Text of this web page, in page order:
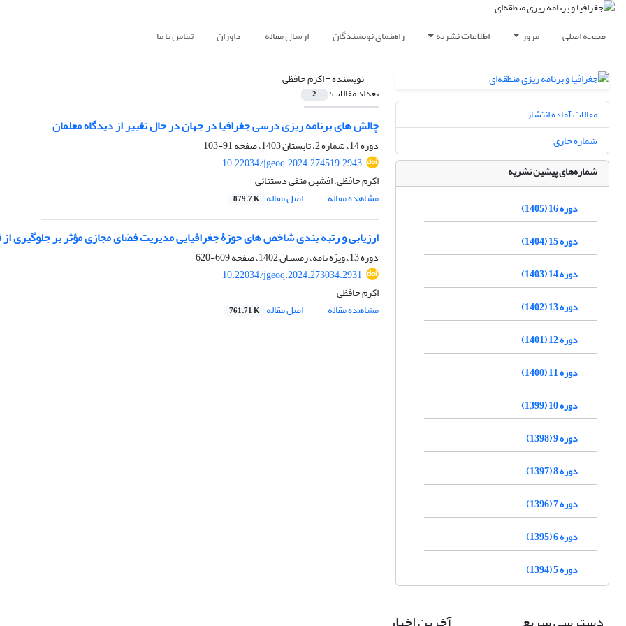
صفحه اصلی مرور اطلاعات نشریه راهنمای نویسندگان ارسال مقاله داوران تماس با ما
نویسنده =اکرم حافظی
تعداد مقالات: 2
چالش های برنامه ریزی درسی جغرافیا در جهان در حال تغییر از دیدگاه معلمان
دوره 14، شماره 2، تابستان 1403، صفحه
91-103
10.22034/jgeoq.2024.274519.2943
اکرم حافظی، افشین متقی دستنائی
مشاهده مقاله
اصل مقاله 879.7 K
ارزیابی و رتبه بندی شاخص های حوزۀ جغرافیایی مدیریت فضای مجازی مؤثر بر جلوگیری از
دوره 13، ویژه نامه، زمستان 1402، صفحه
609-620
10.22034/jgeoq.2024.273034.2931
اکرم حافظی
مشاهده مقاله
اصل مقاله 761.71 K
مقالات آماده انتشار
شماره جاری
شماره‌های پیشین نشریه
دوره 16 (1405)
دوره 15 (1404)
دوره 14 (1403)
دوره 13 (1402)
دوره 12 (1401)
دوره 11 (1400)
دوره 10 (1399)
دوره 9 (1398)
دوره 8 (1397)
دوره 7 (1396)
دوره 6 (1395)
دوره 5 (1394)